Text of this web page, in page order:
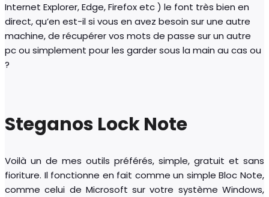
Internet Explorer, Edge, Firefox etc ) le font très bien en
direct, qu’en est-il si vous en avez besoin sur une autre
machine, de récupérer vos mots de passe sur un autre
pc ou simplement pour les garder sous la main au cas ou
?
Steganos Lock Note
Voilà un de mes outils préférés, simple, gratuit et sans
fioriture. Il fonctionne en fait comme un simple Bloc Note,
comme celui de Microsoft sur votre système Windows,